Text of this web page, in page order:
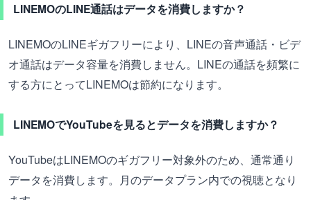
LINEMOのLINE通話はデータを消費しますか？
LINEMOのLINEギガフリーにより、LINEの音声通話・ビデ
オ通話はデータ容量を消費しません。LINEの通話を頻繁に
する方にとってLINEMOは節約になります。
LINEMOでYouTubeを見るとデータを消費しますか？
YouTubeはLINEMOのギガフリー対象外のため、通常通り
データを消費します。月のデータプラン内での視聴となり